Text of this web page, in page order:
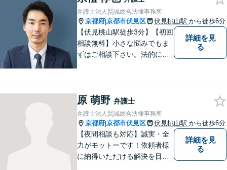
弁護士法人賢誠総合法律事務所
京都府|京都市伏見区 伏見桃山駅 から徒歩6分
【伏見桃山駅徒歩3分】【初回
相談無料】小さな悩みでもま
ずはご相談下さい。法的に無
／相続／企業法務など幅広く
対応可能。【休日・夜間対応
可】
詳細を見
る
原 萌野 弁護士
弁護士法人賢誠総合法律事務所
京都府|京都市伏見区 伏見桃山駅 から徒歩6分
【夜間相談も対応】誠実・全
力がモットーです！依頼者様
に納得いただける解決を目指
詳細を見
る